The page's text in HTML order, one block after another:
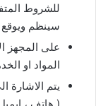
للشروط
سينظم ويوقع
على المجهز
المواد او
يتم الاشارة
( هاتف ،